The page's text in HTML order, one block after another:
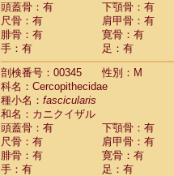
頭蓋骨：有
下顎骨：有
尺骨：有
肩甲骨：有
腓骨：有
寛骨：有
手：有
足：有
剖検番号：00345
性別：M
科名：Cercopithecidae
種小名： fascicularis
和名：カニクイザル
頭蓋骨：有
下顎骨：有
尺骨：有
肩甲骨：有
腓骨：有
寛骨：有
手：有
足：有